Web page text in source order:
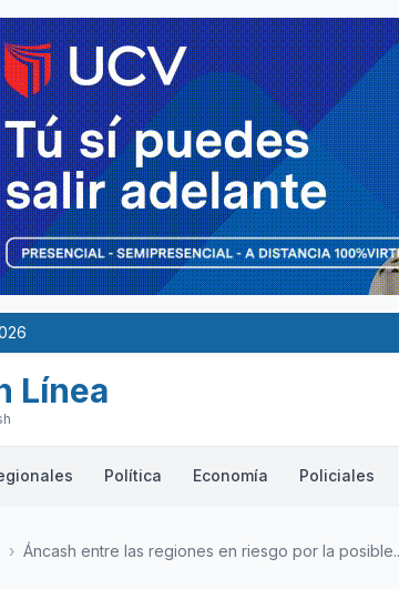
Línea
Política Economía Policiales
› Áncash entre las regiones en riesgo por la